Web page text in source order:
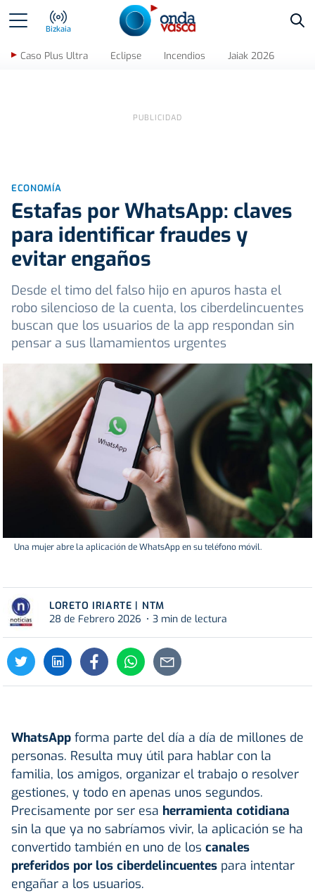
Bizkaia
Caso Plus Ultra Eclipse Incendios Jaiak 2026
ECONOMÍA
Estafas por WhatsApp: claves
para identificar fraudes y
evitar engaños
Desde el timo del falso hijo en apuros hasta el
robo silencioso de la cuenta, los ciberdelincuentes
buscan que los usuarios de la app respondan sin
pensar a sus llamamientos urgentes
Una mujer abre la aplicación de WhatsApp en su teléfono móvil.
LORETO IRIARTE | NTM
28 de Febrero 2026
3 min de lectura
WhatsApp forma parte del día a día de millones de
personas. Resulta muy útil para hablar con la
familia, los amigos, organizar el trabajo o resolver
gestiones, y todo en apenas unos segundos.
Precisamente por ser esa herramienta cotidiana
sin la que ya no sabríamos vivir, la aplicación se ha
convertido también en uno de los canales
preferidos por los ciberdelincuentes para intentar
engañar a los usuarios.